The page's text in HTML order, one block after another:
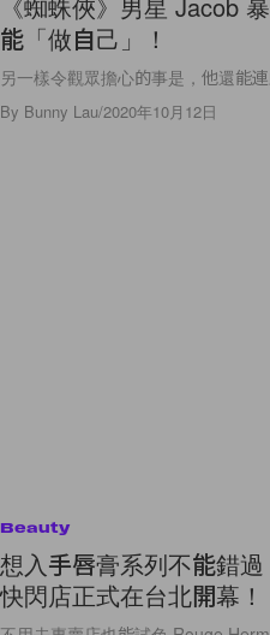
能「做自己」！
另一樣令觀眾擔心的事是，他還能連
By Bunny Lau/2020年10月12日
Beauty
想入手唇膏系列不能錯
快閃店正式在台北開幕！